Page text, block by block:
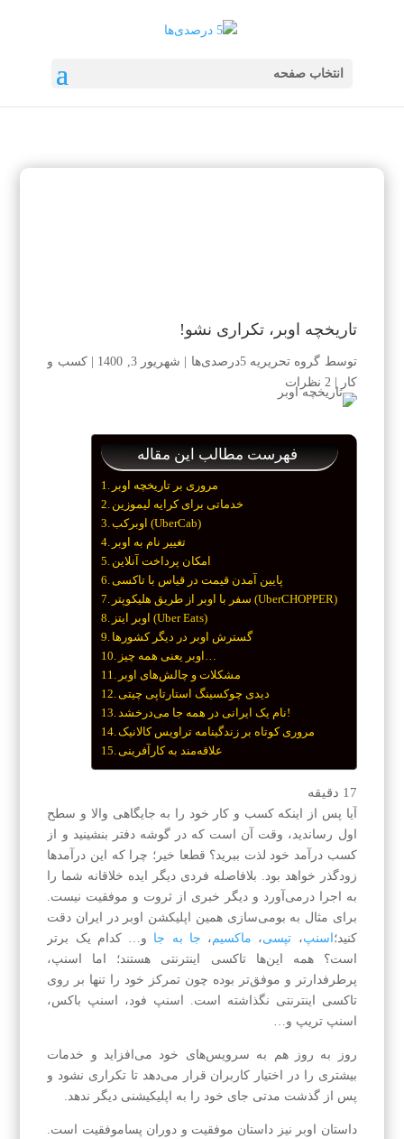
انتخاب صفحه
تاریخچه اوبر، تکراری نشو!
توسط گروه تحریریه 5درصدی‌ها شهریور 3, 1400 |کسب و
کار
|2 نظرات
فهرست مطالب این مقاله
مروری بر تاریخچه اوبر
خدماتی برای کرایه لیموزین
اوبرکب (UberCab)
تغییر نام به اوبر
امکان پرداخت آنلاین
پایین آمدن قیمت در قیاس با تاکسی
سفر با اوبر از طریق هلیکوپتر (UberCHOPPER)
اوبر ایتز (Uber Eats)
گسترش اوبر در دیگر کشورها
اوبر یعنی همه چیز…
مشکلات و چالش‌های اوبر
دیدی چوکسینگ استارتاپی چیتی
نام یک ایرانی در همه جا می‌درخشد!
مروری کوتاه بر زندگینامه تراویس کالانیک
علاقه‌مند به کارآفرینی
17 دقیقه
آیا پس از اینکه کسب و کار خود را به جایگاهی والا و سطح
اول رساندید، وقت آن است که در گوشه دفتر بنشینید و از
کسب درآمد خود لذت ببرید؟ قطعا خیر؛ چرا که این درآمدها
زودگذر خواهد بود. بلافاصله فردی دیگر ایده خلاقانه شما را
به اجرا درمی‌آورد و دیگر خبری از ثروت و موفقیت نیست.
برای مثال به بومی‌سازی همین اپلیکشن اوبر در ایران دقت
کنید؛ اسنپ، تپسی، ماکسیم، جا به جا و… کدام یک برتر
است؟ همه این‌ها تاکسی اینترنتی هستند؛ اما اسنپ،
پرطرفدارتر و موفق‌تر بوده چون تمرکز خود را تنها بر روی
تاکسی اینترنتی نگذاشته است. اسنپ فود، اسنپ باکس،
اسنپ تریپ و…
روز به روز هم به سرویس‌های خود می‌افزاید و خدمات
بیشتری را در اختیار کاربران قرار می‌دهد تا تکراری نشود و
پس از گذشت مدتی جای خود را به اپلیکیشنی دیگر ندهد.
داستان اوبر نیز داستان موفقیت و دوران پساموفقیت است.